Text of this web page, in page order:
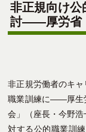
非正規向け
討――厚労省
非正規労働者のキ
職業訓練に――厚生
会」（座長・今野
対する公的職業訓